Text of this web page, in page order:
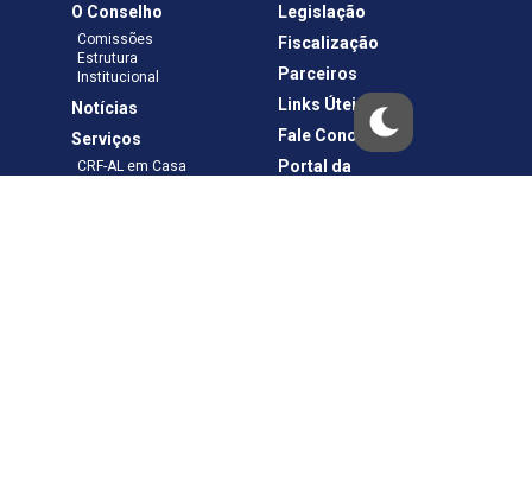
O Conselho
Comissões
Estrutura
Institucional
Notícias
Serviços
CRF-AL em Casa
Legislação
Fiscalização
Parceiros
Links Úteis
Fale Conosco
Portal da